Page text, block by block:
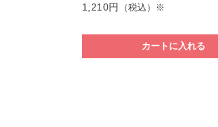
1,210円
（税込）※
カートに入れる